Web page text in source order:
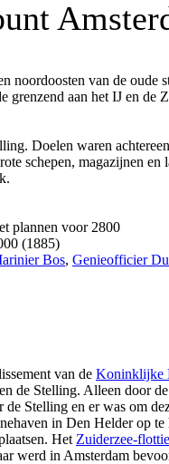
noordoosten van de oude
grenzend aan het IJ en de
Doelen waren
schepen, magazijnen en
plannen voor 2800
(1885)
Bos, Genieofficier
van de Koninklijke
de Stelling. Alleen door
de Stelling en er was om
in Den Helder op te
Het Zuiderzee-
werd in Amsterdam